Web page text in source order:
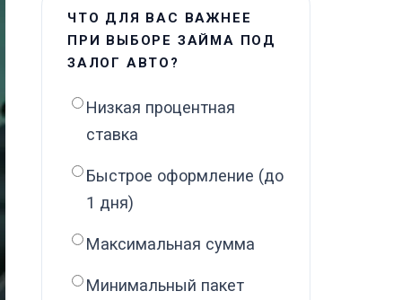
ЧТО ДЛЯ ВАС ВАЖНЕЕ
ПРИ ВЫБОРЕ ЗАЙМА ПОД
ЗАЛОГ АВТО?
Низкая процентная
ставка
Быстрое оформление (до
1 дня)
Максимальная сумма
Минимальный пакет